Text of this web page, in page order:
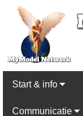
Start & info
Communicatie